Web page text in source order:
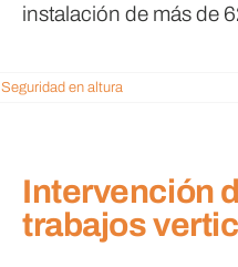
instalación de más de
Seguridad en altura
Intervención
trabajos